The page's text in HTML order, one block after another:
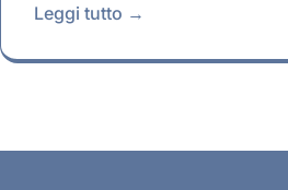
Leggi tutto →